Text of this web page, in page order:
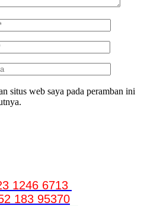
situs web saya pada peramban ini
1246 6713
183 95370